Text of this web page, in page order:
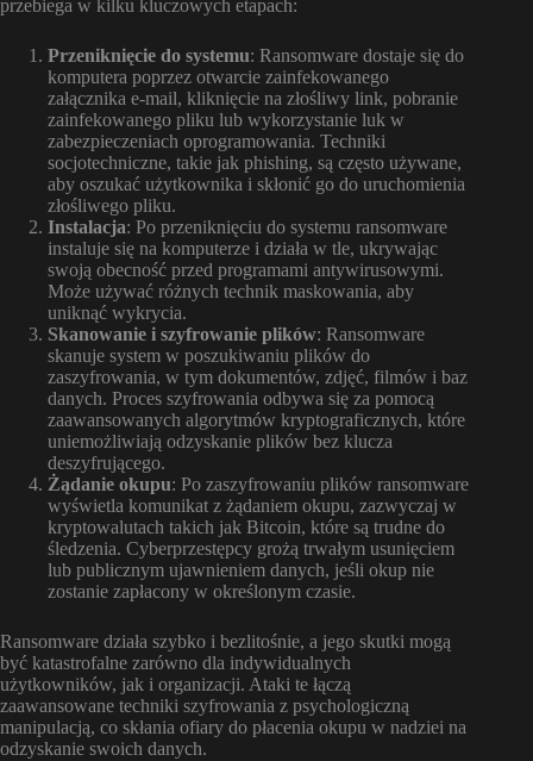
przebiega w kilku kluczowych etapach:
Przeniknięcie do systemu: Ransomware dostaje się do
komputera poprzez otwarcie zainfekowanego
załącznika e-mail, kliknięcie na złośliwy link, pobranie
zainfekowanego pliku lub wykorzystanie luk w
zabezpieczeniach oprogramowania. Techniki
socjotechniczne, takie jak phishing, są często używane,
aby oszukać użytkownika i skłonić go do uruchomienia
złośliwego pliku.
Instalacja: Po przeniknięciu do systemu ransomware
instaluje się na komputerze i działa w tle, ukrywając
swoją obecność przed programami antywirusowymi.
Może używać różnych technik maskowania, aby
uniknąć wykrycia.
Skanowanie i szyfrowanie plików: Ransomware
skanuje system w poszukiwaniu plików do
zaszyfrowania, w tym dokumentów, zdjęć, filmów i baz
danych. Proces szyfrowania odbywa się za pomocą
zaawansowanych algorytmów kryptograficznych, które
uniemożliwiają odzyskanie plików bez klucza
deszyfrującego.
Żądanie okupu: Po zaszyfrowaniu plików ransomware
wyświetla komunikat z żądaniem okupu, zazwyczaj w
kryptowalutach takich jak Bitcoin, które są trudne do
śledzenia. Cyberprzestępcy grożą trwałym usunięciem
lub publicznym ujawnieniem danych, jeśli okup nie
zostanie zapłacony w określonym czasie.
Ransomware działa szybko i bezlitośnie, a jego skutki mogą
być katastrofalne zarówno dla indywidualnych
użytkowników, jak i organizacji. Ataki te łączą
zaawansowane techniki szyfrowania z psychologiczną
manipulacją, co skłania ofiary do płacenia okupu w nadziei na
odzyskanie swoich danych.